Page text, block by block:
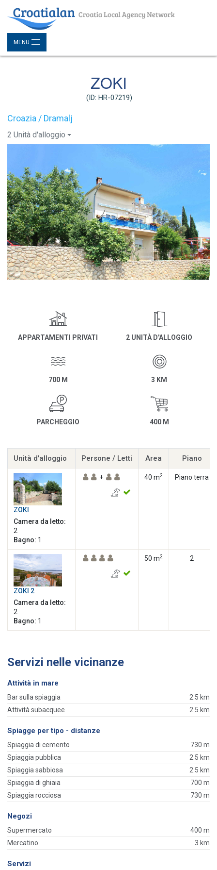
MENU
ZOKI
(ID: HR-07219)
Croazia / Dramalj
2 Unità d'alloggio
APPARTAMENTI PRIVATI 2 UNITÀ D'ALLOGGIO
700 M 3 KM
PARCHEGGIO 400 M
Unità d'alloggio Persone / Letti Area Piano
ZOKI
Camera da letto:
2
Bagno: 1
+ 40 m2 Piano terra
ZOKI 2
Camera da letto:
2
Bagno: 1
50 m2 2
Servizi nelle vicinanze
Attività in mare
Bar sulla spiaggia
2.5 km
Attività subacquee
2.5 km
Spiagge per tipo - distanze
Spiaggia di cemento
730 m
Spiaggia pubblica
2.5 km
Spiaggia sabbiosa
2.5 km
Spiaggia di ghiaia
700 m
Spiaggia rocciosa
730 m
Negozi
Supermercato
400 m
Mercatino
3 km
Servizi